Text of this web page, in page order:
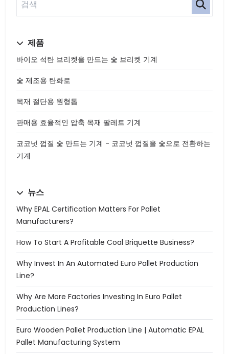
제품
바이오 석탄 브리켓을 만드는 숯 브리켓 기계
숯 제조용 탄화로
목재 절단용 원형톱
판매용 효율적인 압축 목재 팔레트 기계
코코넛 껍질 숯 만드는 기계 - 코코넛 껍질을 숯으로 전환하는
기계
뉴스
Why EPAL Certification Matters For Pallet
Manufacturers?
How To Start A Profitable Coal Briquette Business?
Why Invest In An Automated Euro Pallet Production
Line?
Why Are More Factories Investing In Euro Pallet
Production Lines?
Euro Wooden Pallet Production Line | Automatic EPAL
Pallet Manufacturing System